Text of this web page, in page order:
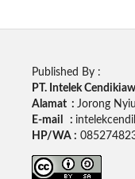
Published By :
PT. Intelek
Alamat : Jorong
E-mail :
HP/WA :